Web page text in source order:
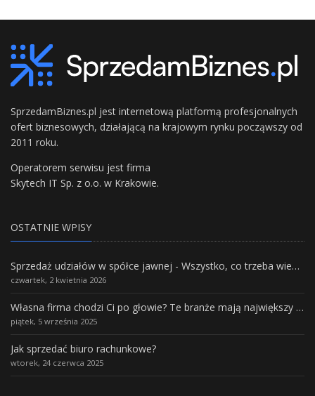
SprzedamBiznes.pl jest internetową platformą profesjonalnych
ofert biznesowych, działającą na krajowym rynku począwszy od
2011 roku.
Operatorem serwisu jest firma
Skytech IT Sp. z o.o. w Krakowie.
OSTATNIE WPISY
Sprzedaż udziałów w spółce jawnej - Wszystko, co trzeba wiedzieć.
czwartek, 2 kwietnia 2026
Własna firma chodzi Ci po głowie? Te branże mają największy potencjał rozwoju
piątek, 5 września 2025
Jak sprzedać biuro rachunkowe?
wtorek, 24 czerwca 2025